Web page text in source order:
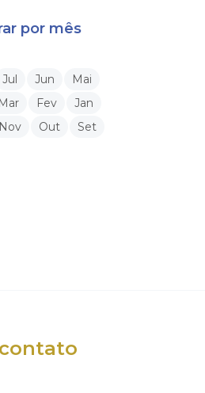
por mês
Jul Jun
Mai
Mar Fev
Jan
Nov Out Set